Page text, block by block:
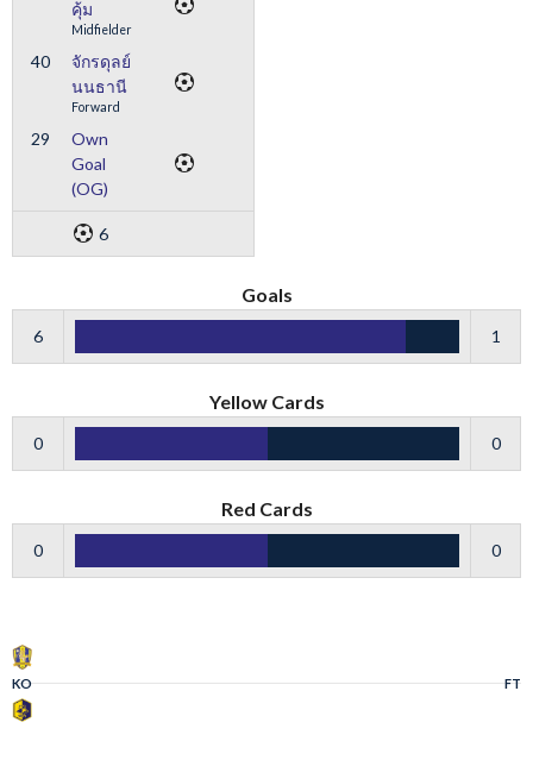
คุ้ม
Midfielder
40
จักรดุลย์
นนธานี
Forward
29
Own
Goal
(OG)
6
Goals
6 1
Yellow Cards
0 0
Red Cards
0 0
KO FT